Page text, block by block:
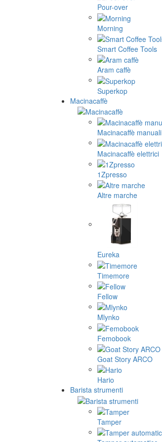
Pour-over
Morning
Smart Coffee Tools
Aram caffè
Superkop
Macinacaffè
Macinacaffè manuali
Macinacaffè elettrici
1Zpresso
Altre marche
Eureka
Timemore
Fellow
Mlynko
Femobook
Goat Story ARCO
Hario
Barista strumenti
Tamper